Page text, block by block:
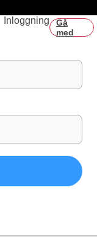
Inloggning
Gå
med